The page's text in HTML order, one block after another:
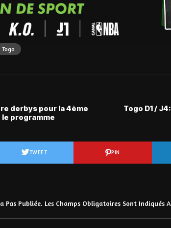
Togo
derbys pour la 4ème
programme
Togo D1 /
TWEET PIN
Pas Publiée. Les Champs Obligatoires Sont Indiqués